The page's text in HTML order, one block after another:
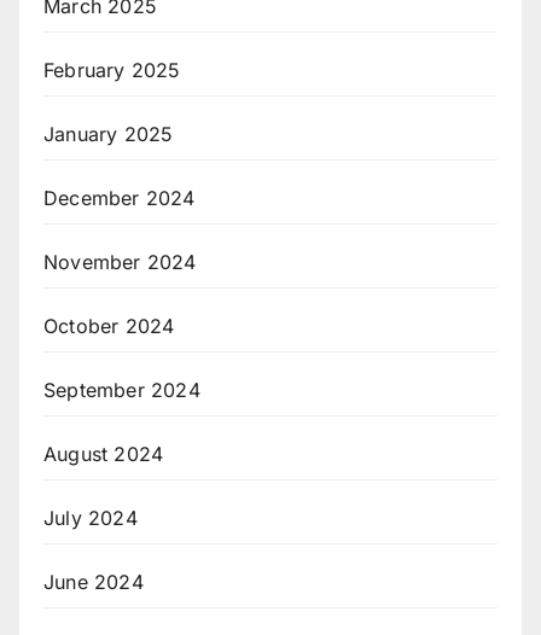
March 2025
February 2025
January 2025
December 2024
November 2024
October 2024
September 2024
August 2024
July 2024
June 2024